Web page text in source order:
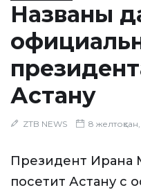
Названы
Астану
ZTB NEWS 8
Президент Ирана
посетит Астану с